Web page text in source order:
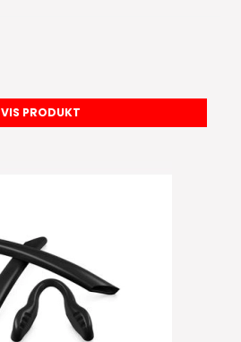
VIS PRODUKT